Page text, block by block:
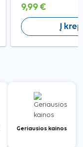
9,99 €
Į
Geriausios kainos